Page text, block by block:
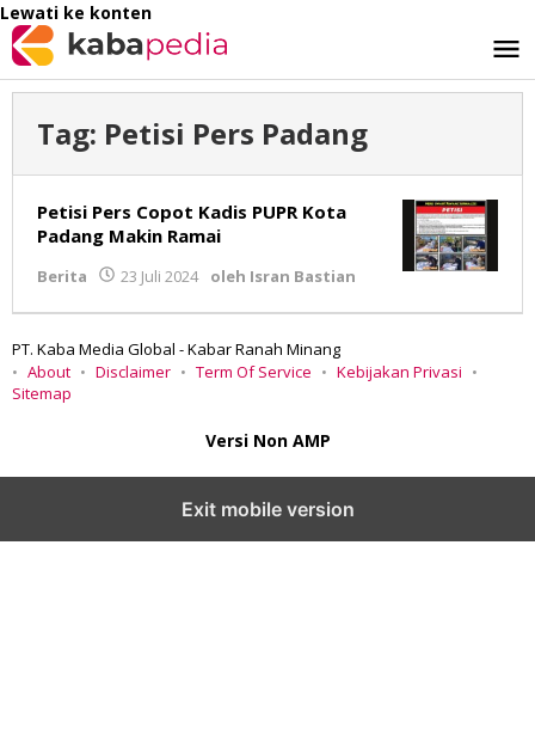
Lewati ke konten
Tag: Petisi Pers Padang
Petisi Pers Copot Kadis PUPR Kota
Padang Makin Ramai
Berita 23 Juli 2024 oleh Isran Bastian
PT. Kaba Media Global - Kabar Ranah Minang
About
Disclaimer Term Of Service
Kebijakan Privasi
Sitemap
Versi Non AMP
Exit mobile version